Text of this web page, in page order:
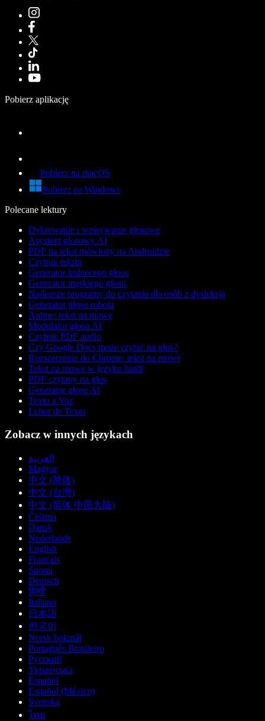
Pobierz aplikację
Pobierz na macOS
Pobierz na Windows
Polecane lektury
Dyktowanie i wpisywanie głosowe
Asystent głosowy AI
PDF na tekst mówiony na Androidzie
Czytnik tekstu
Generator kobiecego głosu
Generator męskiego głosu
Najlepsze programy do czytania dla osób z dysleksją
Generator głosu robota
Anime: tekst na mowę
Modulator głosu AI
Czytnik PDF audio
Czy Google Docs może czytać na głos?
Rozszerzenie do Chrome: tekst na mowę
Tekst na mowę w języku hindi
PDF czytany na głos
Generator głosu AI
Texto a Voz
Leitor de Texto
Zobacz w innych językach
العربية
Magyar
中文 (简体)
中文 (台灣)
中文 (简体 中国大陆)
Čeština
Dansk
Nederlands
English
Français
Suomi
Deutsch
हिन्दी
Italiano
日本語
한국어
Norsk bokmål
Português Brasileiro
Русский
Українська
Español
Español (México)
Svenska
ไทย